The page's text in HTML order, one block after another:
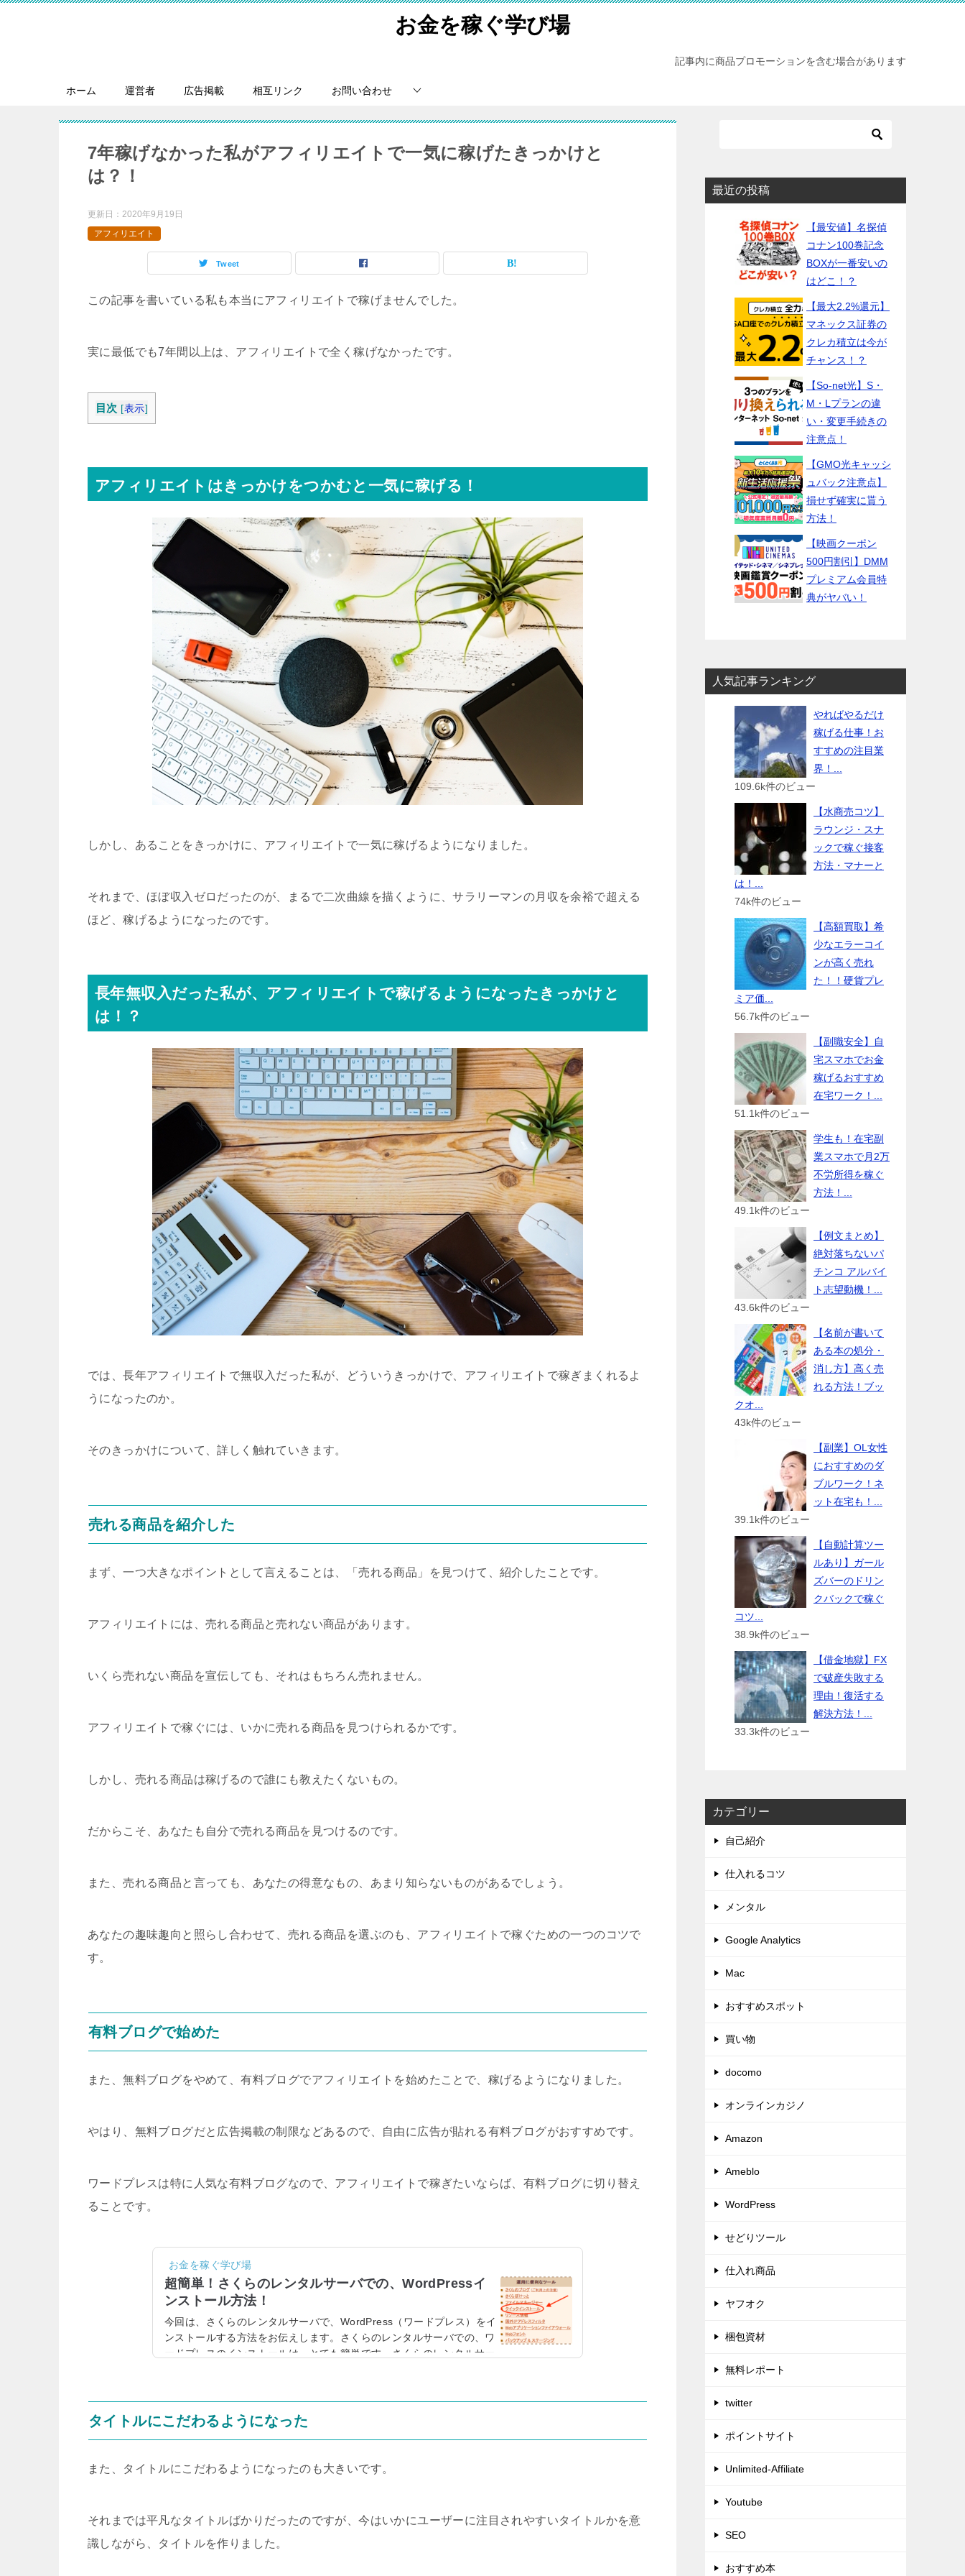
お金を稼ぐ学び場
記事内に商品プロモーションを含む場合があります
ホーム 運営者 広告掲載 相互リンク お問い合わせ
7年稼げなかった私がアフィリエイトで一気に稼げたきっかけと
は？！
更新日： 2020年9月19日
アフィリエイト
Tweet
この記事を書いている私も本当にアフィリエイトで稼げませんでした。
実に最低でも7年間以上は、アフィリエイトで全く稼げなかったです。
目次 [表示]
アフィリエイトはきっかけをつかむと一気に稼げる！
しかし、あることをきっかけに、アフィリエイトで一気に稼げるようになりました。
それまで、ほぼ収入ゼロだったのが、まるで二次曲線を描くように、サラリーマンの月収を余裕で超える
ほど、稼げるようになったのです。
長年無収入だった私が、アフィリエイトで稼げるようになったきっかけと
は！？
では、長年アフィリエイトで無収入だった私が、どういうきっかけで、アフィリエイトで稼ぎまくれるよ
うになったのか。
そのきっかけについて、詳しく触れていきます。
売れる商品を紹介した
まず、一つ大きなポイントとして言えることは、「売れる商品」を見つけて、紹介したことです。
アフィリエイトには、売れる商品と売れない商品があります。
いくら売れない商品を宣伝しても、それはもちろん売れません。
アフィリエイトで稼ぐには、いかに売れる商品を見つけられるかです。
しかし、売れる商品は稼げるので誰にも教えたくないもの。
だからこそ、あなたも自分で売れる商品を見つけるのです。
また、売れる商品と言っても、あなたの得意なもの、あまり知らないものがあるでしょう。
あなたの趣味趣向と照らし合わせて、売れる商品を選ぶのも、アフィリエイトで稼ぐための一つのコツで
す。
有料ブログで始めた
また、無料ブログをやめて、有料ブログでアフィリエイトを始めたことで、稼げるようになりました。
やはり、無料ブログだと広告掲載の制限などあるので、自由に広告が貼れる有料ブログがおすすめです。
ワードプレスは特に人気な有料ブログなので、アフィリエイトで稼ぎたいならば、有料ブログに切り替え
ることです。
お金を稼ぐ学び場
超簡単！さくらのレンタルサーバでの、WordPressイ
ンストール方法！
今回は、さくらのレンタルサーバで、WordPress（ワードプレス）をイ
ンストールする方法をお伝えします。さくらのレンタルサーバでの、ワ
ードプレスのインストールは、とても簡単です。さくらのレンタルサー
下記で詳しく見ていきましょう。まず、さくらのレンタルサーバにログ
インするまずは、さくらのレンタルサーバにログインします。さくらの
レンタルサーバの新規登録がまだの方は、下記をご参考...
タイトルにこだわるようになった
また、タイトルにこだわるようになったのも大きいです。
それまでは平凡なタイトルばかりだったのですが、今はいかにユーザーに注目されやすいタイトルかを意
識しながら、タイトルを作りました。
最近の投稿
【最安値】名探偵
コナン100巻記念
BOXが一番安いの
はどこ！？
【最大2.2%還元】
マネックス証券の
クレカ積立は今が
チャンス！？
【So-net光】S・
M・Lプランの違
い・変更手続きの
注意点！
【GMO光キャッシ
ュバック注意点】
損せず確実に貰う
方法！
【映画クーポン
500円割引】DMM
プレミアム会員特
典がヤバい！
人気記事ランキング
やればやるだけ
稼げる仕事！お
すすめの注目業
界！...
109.6k件のビュー
【水商売コツ】
ラウンジ・スナ
ックで稼ぐ接客
方法・マナーと
は！...
74k件のビュー
【高額買取】希
少なエラーコイ
ンが高く売れ
た！！硬貨プレ
ミア価...
56.7k件のビュー
【副職安全】自
宅スマホでお金
稼げるおすすめ
在宅ワーク！...
51.1k件のビュー
学生も！在宅副
業スマホで月2万
不労所得を稼ぐ
方法！...
49.1k件のビュー
【例文まとめ】
絶対落ちないパ
チンコ アルバイ
ト志望動機！...
43.6k件のビュー
【名前が書いて
ある本の処分・
消し方】高く売
れる方法！ブッ
クオ...
43k件のビュー
【副業】OL女性
におすすめのダ
ブルワーク！ネ
ット在宅も！...
39.1k件のビュー
【自動計算ツー
ルあり】ガール
ズバーのドリン
クバックで稼ぐ
コツ...
38.9k件のビュー
【借金地獄】FX
で破産失敗する
理由！復活する
解決方法！...
33.3k件のビュー
カテゴリー
自己紹介
仕入れるコツ
メンタル
Google Analytics
Mac
おすすめスポット
買い物
docomo
オンラインカジノ
Amazon
Ameblo
WordPress
せどりツール
仕入れ商品
ヤフオク
梱包資材
無料レポート
twitter
ポイントサイト
Unlimited-Affiliate
Youtube
SEO
おすすめ本